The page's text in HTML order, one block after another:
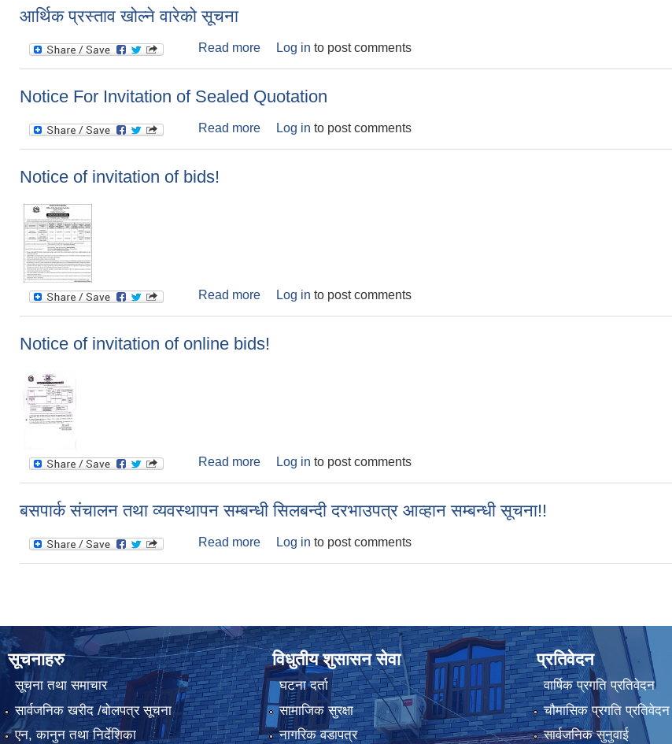
आर्थिक प्रस्ताव खोल्ने वारेको सूचना
Read more about आर्थिक प्रस्ताव खोल्ने वारेको सूचना
Log in to post comments
Notice For Invitation of Sealed Quotation
Read more about Notice For Invitation of Sealed Quotation
Log in to post comments
Notice of invitation of bids!
Read more about Notice of invitation of bids!
Log in to post comments
Notice of invitation of online bids!
Read more about Notice of invitation of online bids!
Log in to post comments
बसपार्क संचालन तथा व्यवस्थापन सम्बन्धी सिलबन्दी दरभाउपत्र आव्हान सम्बन्धी सूचना!!
Read more about बसपार्क संचालन तथा व्यवस्थापन सम्बन्धी सिलबन्दी दरभाउपत्र आव्हान सम्बन्धी सूचना!!
Log in to post comments
सूचनाहरु
सूचना तथा समाचार
सार्वजनिक खरीद /बोलपत्र सूचना
एन, कानुन तथा निर्देशिका
विधुतीय शुसासन सेवा
घटना दर्ता
सामाजिक सुरक्षा
नागरिक वडापत्र
प्रतिवेदन
वार्षिक प्रगति प्रतिवेदन
चौमासिक प्रगति प्रतिवेदन
सार्वजनिक सुनुवाई